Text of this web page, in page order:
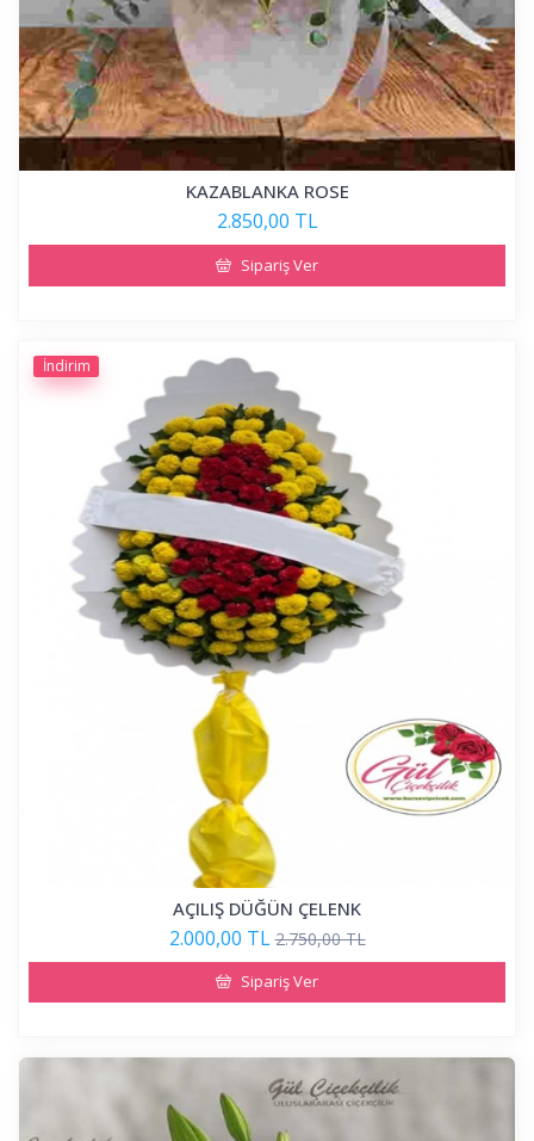
KAZABLANKA ROSE
2.850,00 TL
Sipariş Ver
İndirim
AÇILIŞ DÜĞÜN ÇELENK
2.000,00 TL 2.750,00 TL
Sipariş Ver